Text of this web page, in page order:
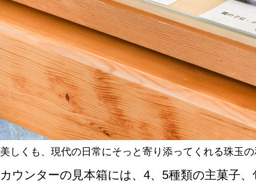
美しくも、現代の日常にそっと寄り添ってくれる珠玉
カウンターの見本箱には、4、5種類の主菓子